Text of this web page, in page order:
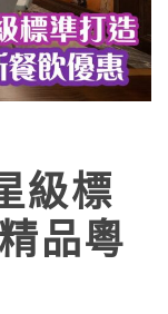
級標
品粵